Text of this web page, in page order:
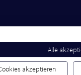
Alle
akzeptieren